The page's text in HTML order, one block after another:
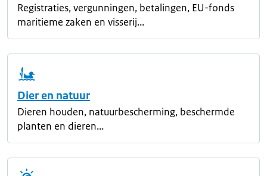
Registraties, vergunningen, betalingen, EU-fonds
maritieme zaken en visserij...
Dier en natuur
Dieren houden, natuurbescherming, beschermde
planten en dieren...